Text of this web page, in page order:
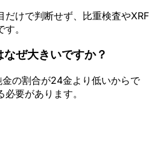
だけで判断せず、比重検査やXRF
。
ぜ大きいですか？
の割合が24金より低いからで
要があります。